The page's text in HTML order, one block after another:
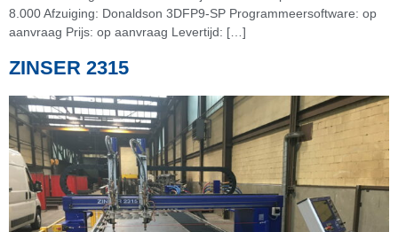
8.000 Afzuiging: Donaldson 3DFP9-SP Programmeersoftware: op
aanvraag Prijs: op aanvraag Levertijd: […]
ZINSER 2315